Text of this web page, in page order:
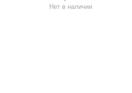
Нет в наличии